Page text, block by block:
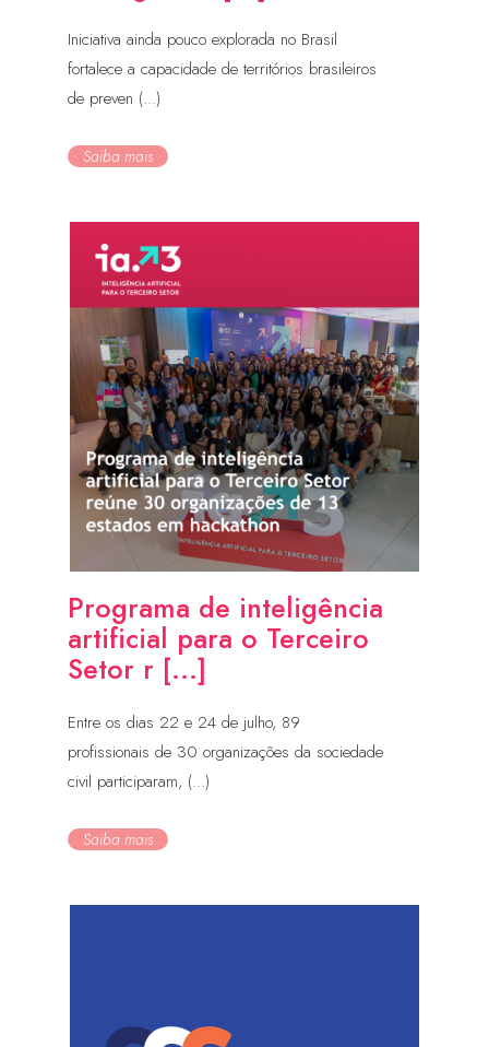
Iniciativa ainda pouco explorada no Brasil
fortalece a capacidade de territórios brasileiros
de preven (...)
Saiba mais
Programa de inteligência
artificial para o Terceiro
Setor r [...]
Entre os dias 22 e 24 de julho, 89
profissionais de 30 organizações da sociedade
civil participaram, (...)
Saiba mais